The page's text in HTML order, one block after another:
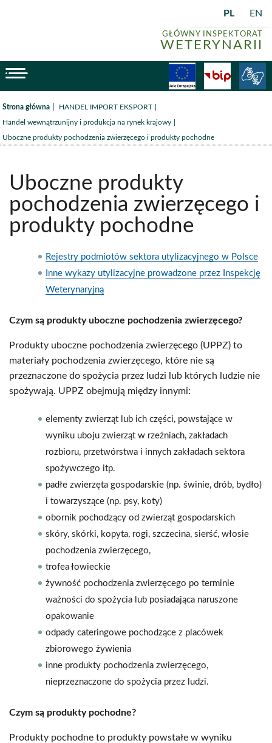
GŁÓWNY INSPEKTORAT
WETERYNARII
PL EN
BiP
Strona główna /HANDEL IMPORT EKSPORT
Handel wewnątrzunijny i produkcja na rynek krajowy
Uboczne produkty pochodzenia zwierzęcego i produkty pochodne
Uboczne produkty
pochodzenia zwierzęcego i
produkty pochodne
Rejestry podmiotów sektora utylizacyjnego w Polsce
Inne wykazy utylizacyjne prowadzone przez Inspekcję
Weterynaryjną
Czym są produkty uboczne pochodzenia zwierzęcego?
Produkty uboczne pochodzenia zwierzęcego (UPPZ) to
materiały pochodzenia zwierzęcego, które nie są
przeznaczone do spożycia przez ludzi lub których ludzie nie
spożywają. UPPZ obejmują między innymi:
elementy zwierząt lub ich części, powstające w
wyniku uboju zwierząt w rzeźniach, zakładach
rozbioru, przetwórstwa i innych zakładach sektora
spożywczego itp.
padłe zwierzęta gospodarskie (np. świnie, drób, bydło)
i towarzyszące (np. psy, koty)
obornik pochodzący od zwierząt gospodarskich
skóry, skórki, kopyta, rogi, szczecina, sierść, włosie
pochodzenia zwierzęcego,
trofea łowieckie
żywność pochodzenia zwierzęcego po terminie
ważności do spożycia lub posiadająca naruszone
opakowanie
odpady cateringowe pochodzące z placówek
zbiorowego żywienia
inne produkty pochodzenia zwierzęcego,
nieprzeznaczone do spożycia przez ludzi.
Czym są produkty pochodne?
Produkty pochodne to produkty powstałe w wyniku